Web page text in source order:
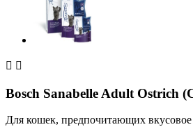
 
Bosch Sanabelle Adult Ostrich
Для кошек, предпочитающих вкусовое